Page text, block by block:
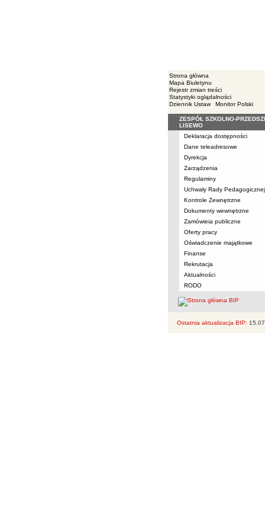
Strona główna
Mapa Biuletynu
Rejestr zmian treści
Statystyki oglądalności
Dziennik Ustaw
Monitor Polski
Menu
ZESPÓŁ SZKOLNO-
LISEWO
Deklaracja dostępności
Dane teleadresowe
Dyrekcja
Zarządzenia
Regulaminy
Uchwały Rady Pedagogicznej
Kontrole Zewnętrzne
Dokumenty wewnętrzne
Zamówieia publiczne
Oferty pracy
Oświadczenie majątkowe
Finanse
Rekrutacja
Aktualności
RODO
Ostatnia aktualizacja BIP: